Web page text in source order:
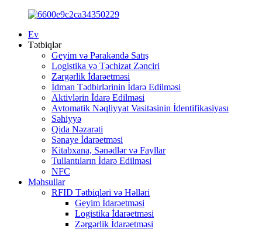
Ev
Tətbiqlər
Geyim və Pərakəndə Satış
Logistika və Təchizat Zənciri
Zərgərlik İdarəetməsi
İdman Tədbirlərinin İdarə Edilməsi
Aktivlərin İdarə Edilməsi
Avtomatik Nəqliyyat Vasitəsinin İdentifikasiyası
Səhiyyə
Qida Nəzarəti
Sənaye İdarəetməsi
Kitabxana, Sənədlər və Fayllar
Tullantıların İdarə Edilməsi
NFC
Məhsullar
RFID Tətbiqləri və Həlləri
Geyim İdarəetməsi
Logistika İdarəetməsi
Zərgərlik İdarəetməsi